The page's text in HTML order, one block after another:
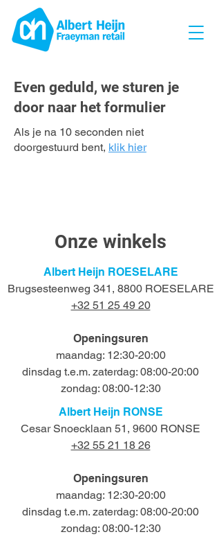
Even geduld, we sturen je
door naar het formulier
Als je na 10 seconden niet
doorgestuurd bent, klik hier
Onze winkels
Albert Heijn ROESELARE
Brugsesteenweg 341, 8800 ROESELARE
+32 51 25 49 20
Openingsuren
maandag: 12:30-20:00
dinsdag t.e.m. zaterdag: 08:00-20:00
zondag: 08:00-12:30
Albert Heijn RONSE
Cesar Snoecklaan 51, 9600 RONSE
+32 55 21 18 26
Openingsuren
maandag: 12:30-20:00
dinsdag t.e.m. zaterdag: 08:00-20:00
zondag: 08:00-12:30